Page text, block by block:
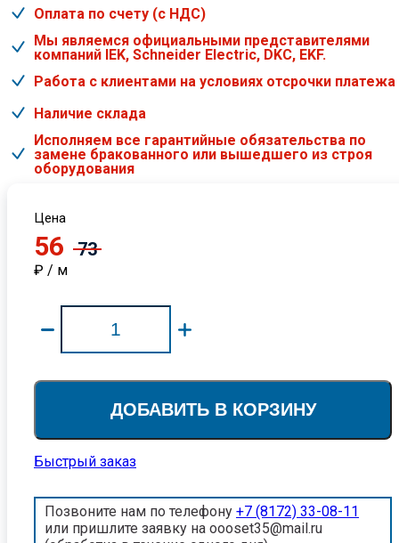
Оплата по счету (с НДС)
Мы являемся официальными представителями
компаний IEK, Schneider Electric, DKC, EKF.
Работа с клиентами на условиях отсрочки платежа
Наличие склада
Исполняем все гарантийные обязательства по
замене бракованного или вышедшего из строя
оборудования
Цена
56 73
₽ / м
ДОБАВИТЬ В КОРЗИНУ
Быстрый заказ
Позвоните нам по телефону +7 (8172) 33-08-11
или пришлите заявку на oooset35@mail.ru